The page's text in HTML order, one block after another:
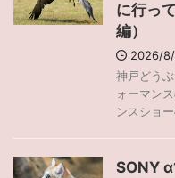
に行っ
編）
2026/
神戸どう
ォーマン
ンスショ
SONY